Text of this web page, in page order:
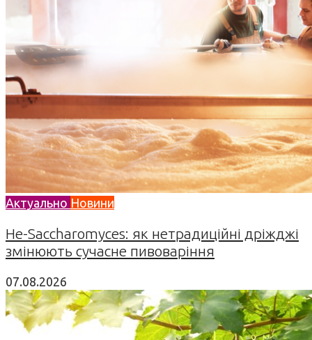
Актуально Новини
Не-Saccharomyces: як нетрадиційні дріжджі
змінюють сучасне пивоваріння
07.08.2026